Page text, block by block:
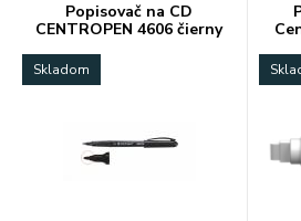
Popisovač na CD
CENTROPEN 4606 čierny
Skladom